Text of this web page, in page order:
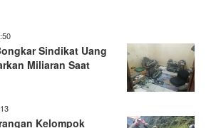
Sindikat Uang
Miliaran Saat
Kelompok